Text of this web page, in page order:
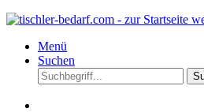
Menü
Suchen